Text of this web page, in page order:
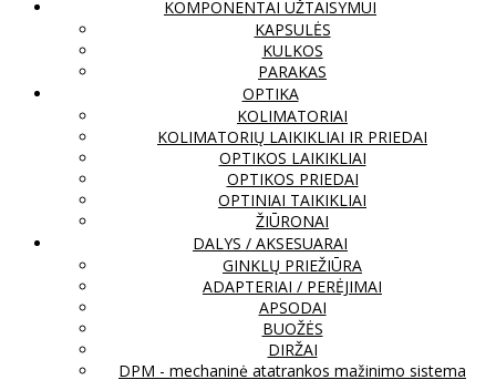
KOMPONENTAI UŽTAISYMUI
KAPSULĖS
KULKOS
PARAKAS
OPTIKA
KOLIMATORIAI
KOLIMATORIŲ LAIKIKLIAI IR PRIEDAI
OPTIKOS LAIKIKLIAI
OPTIKOS PRIEDAI
OPTINIAI TAIKIKLIAI
ŽIŪRONAI
DALYS / AKSESUARAI
GINKLŲ PRIEŽIŪRA
ADAPTERIAI / PERĖJIMAI
APSODAI
BUOŽĖS
DIRŽAI
DPM - mechaninė atatrankos mažinimo sistema